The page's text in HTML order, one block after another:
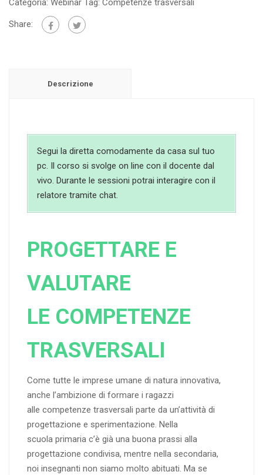
Categoria: Webinar Tag: Competenze trasversali
Share:
Descrizione
Segui la diretta comodamente da casa sul tuo
pc. Il corso si svolge on line con il docente dal
vivo. Durante le sessioni potrai interagire con il
relatore tramite chat.
PROGETTARE E
VALUTARE
LE COMPETENZE
TRASVERSALI
Come tutte le imprese umane di natura innovativa,
anche l’ambizione di formare i ragazzi
alle competenze trasversali parte da un’attività di
progettazione e sperimentazione. Nella
scuola primaria c’è già una buona prassi alla
progettazione condivisa, mentre nella secondaria,
noi insegnanti non siamo molto abituati. Ma se